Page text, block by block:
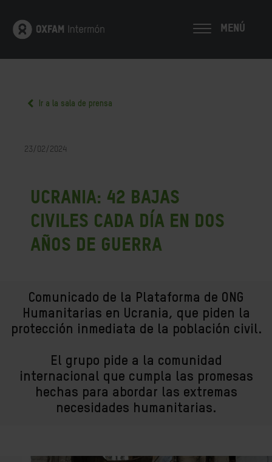
MENÚ
Ir a la sala de prensa
23/02/2024
Ucrania: 42 bajas
civiles cada día en dos
años de guerra
Comunicado de la Plataforma de ONG
Humanitarias en Ucrania, que piden la
protección inmediata de la población civil.
El grupo pide a la comunidad
internacional que cumpla las promesas
hechas para abordar las extremas
necesidades humanitarias.